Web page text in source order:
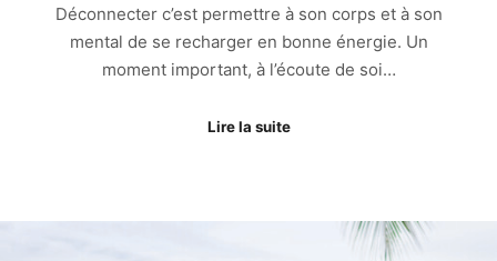
Déconnecter c’est permettre à son corps et à son
mental de se recharger en bonne énergie. Un
moment important, à l’écoute de soi…
Lire la suite